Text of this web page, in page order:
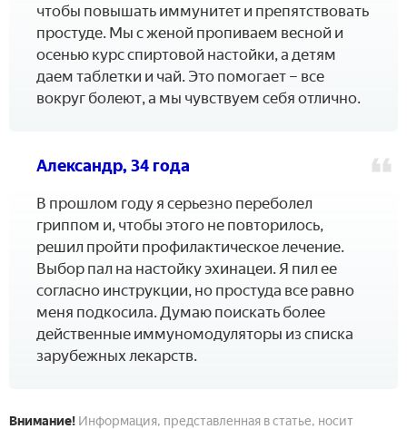
чтобы повышать иммунитет и препятствовать
простуде. Мы с женой пропиваем весной и
осенью курс спиртовой настойки, а детям
даем таблетки и чай. Это помогает – все
вокруг болеют, а мы чувствуем себя отлично.
Александр, 34 года
В прошлом году я серьезно переболел
гриппом и, чтобы этого не повторилось,
решил пройти профилактическое лечение.
Выбор пал на настойку эхинацеи. Я пил ее
согласно инструкции, но простуда все равно
меня подкосила. Думаю поискать более
действенные иммуномодуляторы из списка
зарубежных лекарств.
Внимание! Информация, представленная в статье, носит